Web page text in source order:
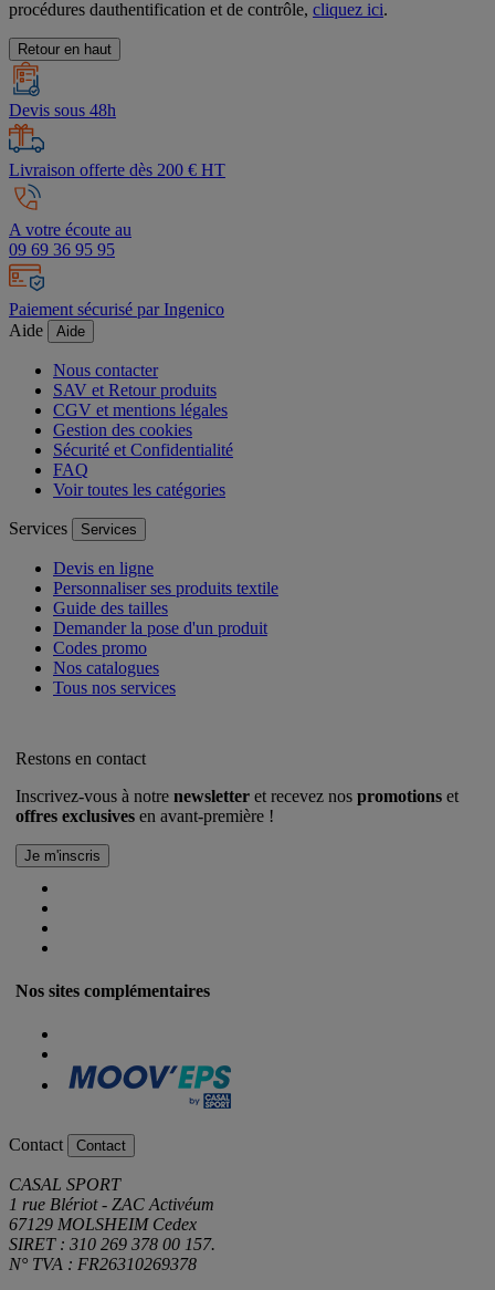
procédures dauthentification et de contrôle, cliquez ici.
Retour en haut
Devis sous 48h
Livraison offerte dès 200 € HT
A votre écoute au
09 69 36 95 95
Paiement sécurisé par Ingenico
Aide
Aide
Nous contacter
SAV et Retour produits
CGV et mentions légales
Gestion des cookies
Sécurité et Confidentialité
FAQ
Voir toutes les catégories
Services Services
Devis en ligne
Personnaliser ses produits textile
Guide des tailles
Demander la pose d'un produit
Codes promo
Nos catalogues
Tous nos services
Restons en contact
Inscrivez-vous à notre newsletter et recevez nos promotions et
offres exclusives en avant-première !
Nos sites complémentaires
Contact Contact
CASAL SPORT
1 rue Blériot - ZAC Activéum
67129 MOLSHEIM Cedex
SIRET : 310 269 378 00 157.
N° TVA : FR26310269378